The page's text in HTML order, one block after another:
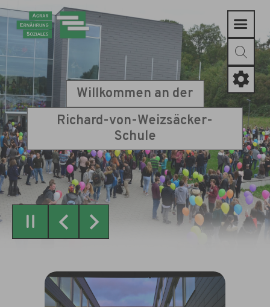
Zum Hauptinhalt springen
Willkommen an der
Richard-von-Weizsäcker-
Schule
ZurückWeiter